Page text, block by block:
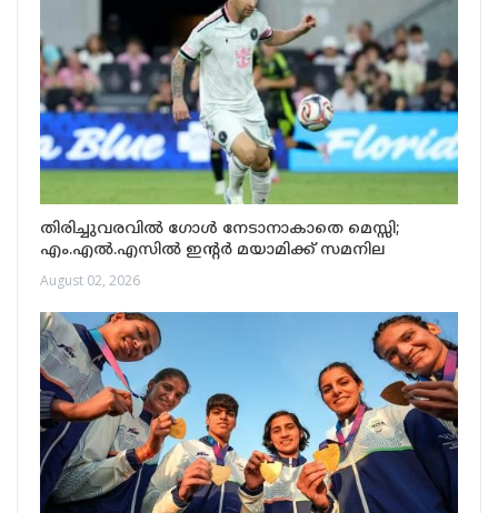
തിരിച്ചുവരവിൽ ഗോൾ നേടാനാകാതെ മെസ്സി;
എം.എൽ.എസിൽ ഇന്റർ മയാമിക്ക് സമനില
August 02, 2026